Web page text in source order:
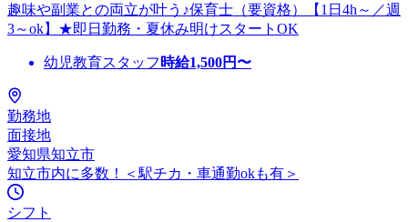
趣味や副業との両立が叶う♪保育士（要資格）【1日4h～／週
3～ok】★即日勤務・夏休み明けスタートOK
幼児教育スタッフ 時給1,500円〜
勤務地
面接地
愛知県知立市
知立市内に多数！＜駅チカ・車通勤okも有＞
シフト